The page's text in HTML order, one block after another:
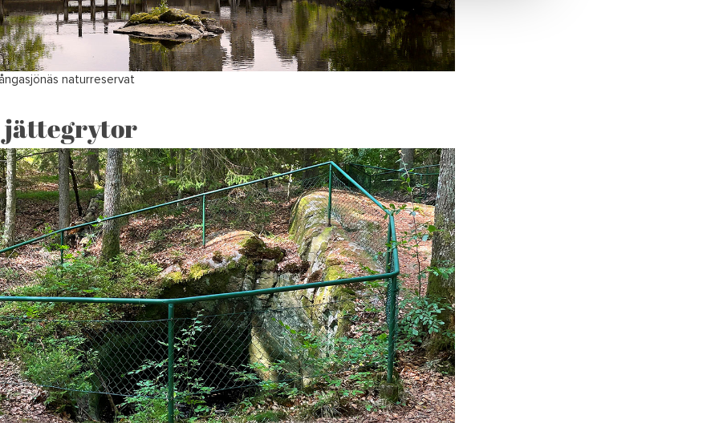
naturreservat
jättegrytor